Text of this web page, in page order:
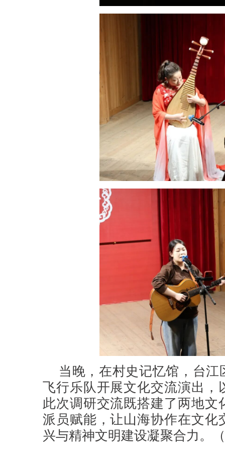
当晚，在村史记忆馆，台
飞行乐队开展文化交流演出，
此次调研交流既搭建了两地
派员赋能，让山海协作在文化
兴与精神文明建设凝聚合力。
（